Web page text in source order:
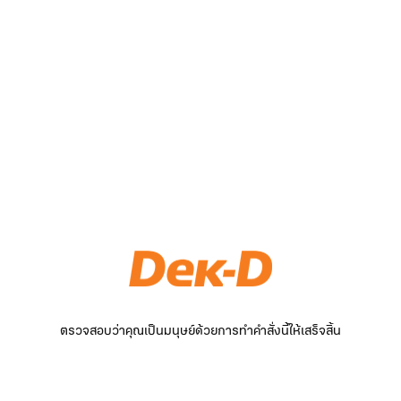
ตรวจสอบว่าคุณเป็นมนุษย์ด้วยการทำคำสั่งนี้ให้เสร็จสิ้น